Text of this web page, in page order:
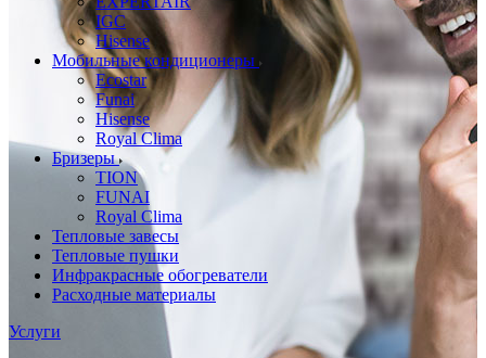
IGC
Hisense
Мобильные кондиционеры
Ecostar
Funai
Hisense
Royal Clima
Бризеры
TION
FUNAI
Royal Clima
Тепловые завесы
Тепловые пушки
Инфракрасные обогреватели
Расходные материалы
Услуги